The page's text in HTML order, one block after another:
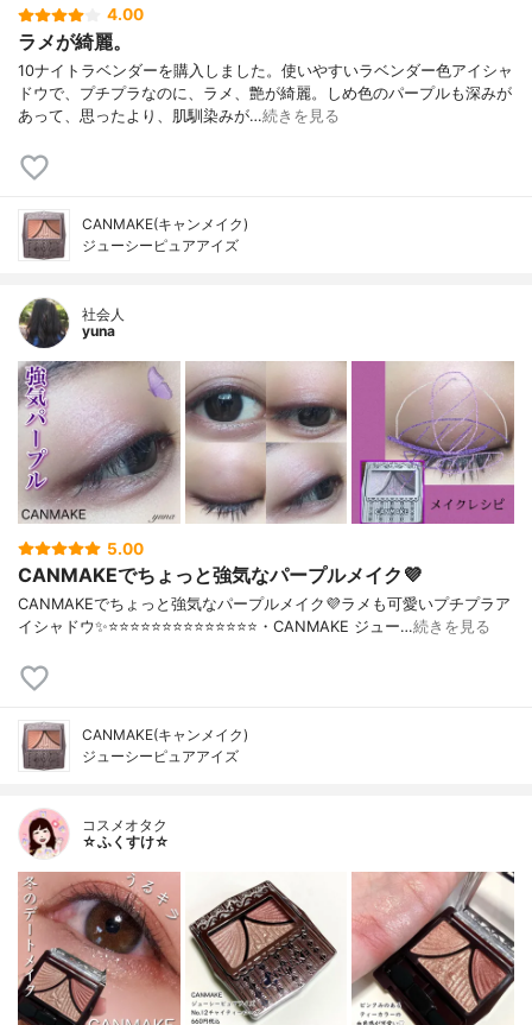
4.00
ラメが綺麗。
10ナイトラベンダーを購入しました。使いやすいラベンダー色アイシャ
ドウで、プチプラなのに、ラメ、艶が綺麗。しめ色のパープルも深みが
あって、思ったより、肌馴染みが…続きを見る
CANMAKE(キャンメイク)
ジューシーピュアアイズ
社会人
yuna
5.00
CANMAKEでちょっと強気なパープルメイク💜
CANMAKEでちょっと強気なパープルメイク💜ラメも可愛いプチプラア
イシャドウ✨⭐️⭐️⭐️⭐️⭐️⭐️⭐️⭐️⭐️⭐️⭐️⭐️⭐️⭐️・CANMAKE ジュー…続きを見る
CANMAKE(キャンメイク)
ジューシーピュアアイズ
コスメオタク
☆ふくすけ☆